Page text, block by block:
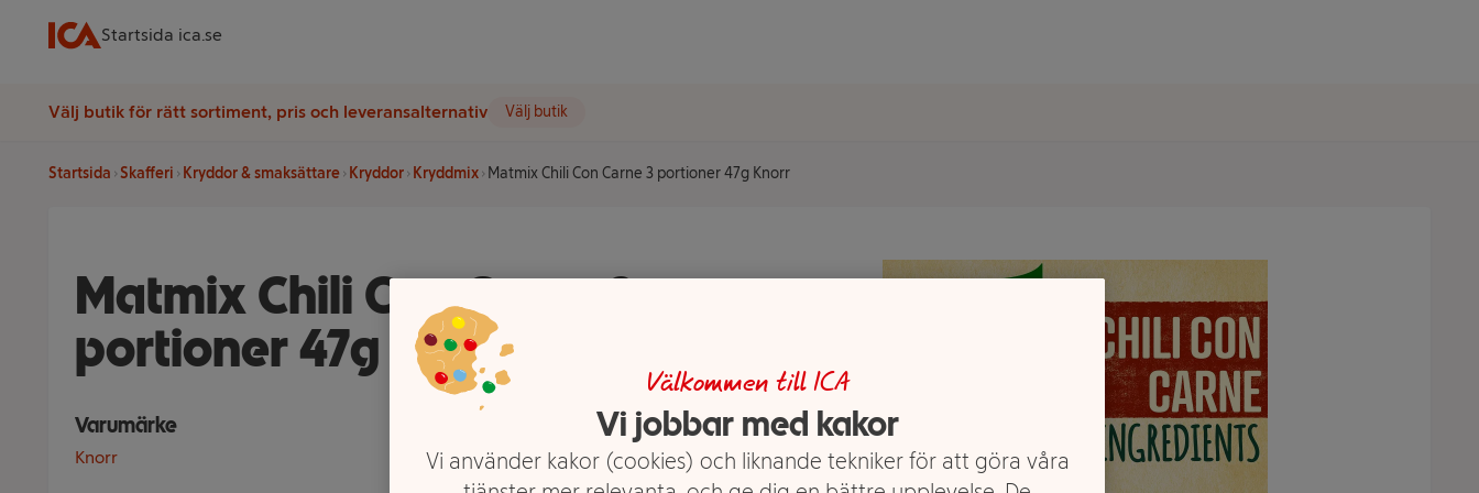
Startsida ica.se
Välj butik för rätt sortiment, pris och leveransalternativ Välj butik
Startsida Skafferi Kryddor & smaksättare Kryddor Kryddmix Matmix Chili Con Carne 3 portioner 47g Knorr
Matmix Chili Con Carne 3
portioner 47g Knorr
Varumärke
Knorr
Välkommen till ICA
Vi jobbar med kakor
Vi använder kakor (cookies) och liknande tekniker för att göra våra